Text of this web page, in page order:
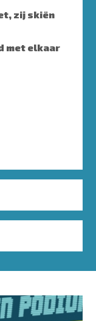
zij skiën
met elkaar